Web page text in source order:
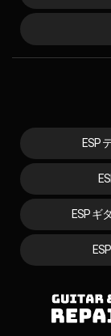
ESP
ESP ギ